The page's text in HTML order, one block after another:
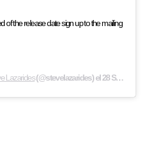
of the release date sign up to the mailing
Lazarides(@stevelazarides) el28 Sep, 2019 a las 6:57 PDT